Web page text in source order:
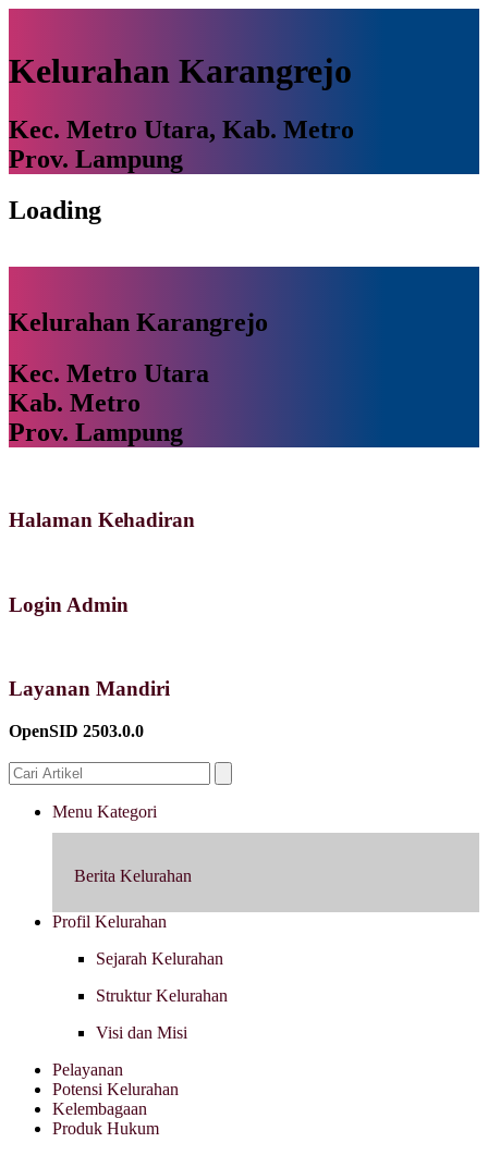
Kelurahan Karangrejo
Kec. Metro Utara, Kab. Metro
Prov. Lampung
Loading
Kelurahan Karangrejo
Kec. Metro Utara
Kab. Metro
Prov. Lampung
Halaman Kehadiran
Login Admin
Layanan Mandiri
OpenSID 2503.0.0
Menu Kategori
Berita Kelurahan
Profil Kelurahan
Sejarah Kelurahan
Struktur Kelurahan
Visi dan Misi
Pelayanan
Potensi Kelurahan
Kelembagaan
Produk Hukum